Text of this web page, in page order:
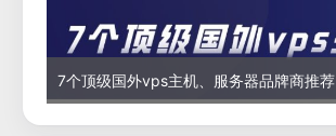
7个顶级国外vps主机、服务器品牌商推荐